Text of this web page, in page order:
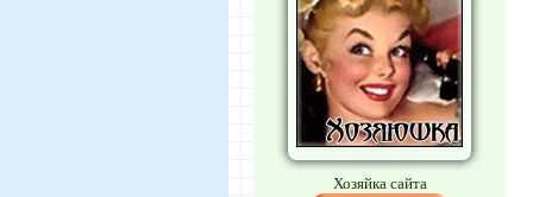
Хозяйка сайта